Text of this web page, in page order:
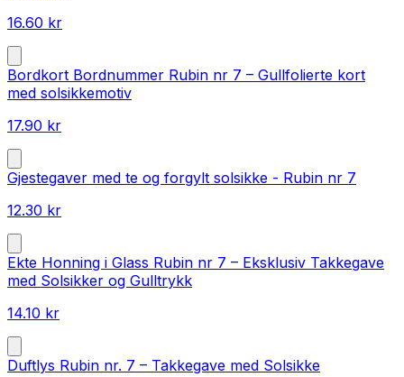
16.60 kr
Bordkort Bordnummer Rubin nr 7 – Gullfolierte kort
med solsikkemotiv
17.90 kr
Gjestegaver med te og forgylt solsikke - Rubin nr 7
12.30 kr
Ekte Honning i Glass Rubin nr 7 – Eksklusiv Takkegave
med Solsikker og Gulltrykk
14.10 kr
Duftlys Rubin nr. 7 – Takkegave med Solsikke